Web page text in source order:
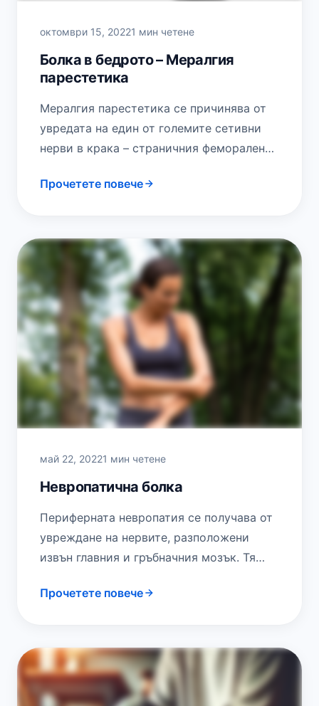
октомври 15, 20221 мин четене
Болка в бедрото – Мералгия
парестетика
Meралгия парестетика се причинява от
увредата на един от големите сетивни
нерви в крака – страничния феморален
усещане на кожата…
Прочетете повече
май 22, 20221 мин четене
Невропатична болка
Периферната невропатия се получава от
увреждане на нервите, разположени
извън главния и гръбначния мозък. Тя
обикновено в ръцете и краката.…
Прочетете повече